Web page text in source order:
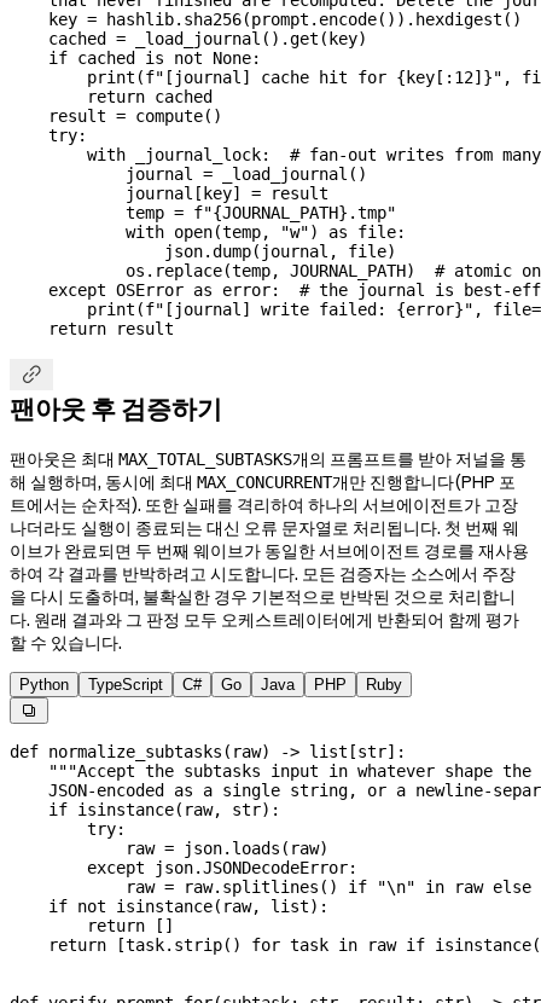
    key
= hashlib.sha256(prompt.encode()).hexdigest()
    cached
= _load_journal().get(key)
    if
cached is not None:
        print
(f"[journal] cache hit for { key[: 12] }" ,
        return
cached
    result
= compute()
    try
:
        with
_journal_lock: # fan-out writes from
            journal
= _load_journal()
            journal[key]
= result
            temp
= f"{JOURNAL_PATH} .tmp"
            with
open(temp, "w") as file:
                json.dump(journal,
file)
            os.replace(temp,
JOURNAL_PATH) # atomic on
    except
OSError as error: # the journal is best-
        print
(f"[journal] write failed: {error}" , file=
    return
result

팬아웃 후 검증하기
팬아웃은 최대 MAX_TOTAL_SUBTASKS개의 프롬프트를 받아 저널을 통
해 실행하며, 동시에 최대 MAX_CONCURRENT개만 진행합니다(PHP 포
트에서는 순차적). 또한 실패를 격리하여 하나의 서브에이전트가 고장
나더라도 실행이 종료되는 대신 오류 문자열로 처리됩니다. 첫 번째 웨
이브가 완료되면 두 번째 웨이브가 동일한 서브에이전트 경로를 재사용
하여 각 결과를 반박하려고 시도합니다. 모든 검증자는 소스에서 주장
을 다시 도출하며, 불확실한 경우 기본적으로 반박된 것으로 처리합니
다. 원래 결과와 그 판정 모두 오케스트레이터에게 반환되어 함께 평가
할 수 있습니다.
Python TypeScript C# Go Java PHP Ruby

def normalize_subtasks ( raw) -> list[str]:
"""Accept the subtasks input in whatever shape
JSON-encoded as a single string, or a newline-
    if
isinstance(raw, str):
        try
:
            raw
= json.loads(raw)
        except
json.JSONDecodeError:
            raw
= raw.splitlines() if "\n" in raw else
    if
not isinstance(raw, list):
        return
[]
    return
[task.strip() for task in raw if isinstance